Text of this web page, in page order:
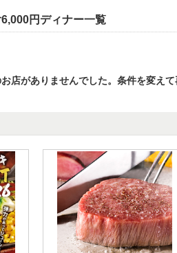
円ディナー一覧
店がありませんでした。条件を変えて